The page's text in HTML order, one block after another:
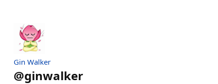
Gin Walker
@ginwalker